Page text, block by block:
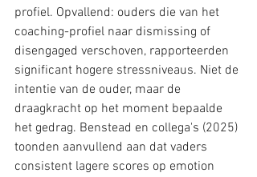
profiel. Opvallend: ouders die van het
coaching-profiel naar dismissing of
disengaged verschoven, rapporteerden
significant hogere stressniveaus. Niet de
intentie van de ouder, maar de
draagkracht op het moment bepaalde
het gedrag. Benstead en collega's (2025)
toonden aanvullend aan dat vaders
consistent lagere scores op emotion